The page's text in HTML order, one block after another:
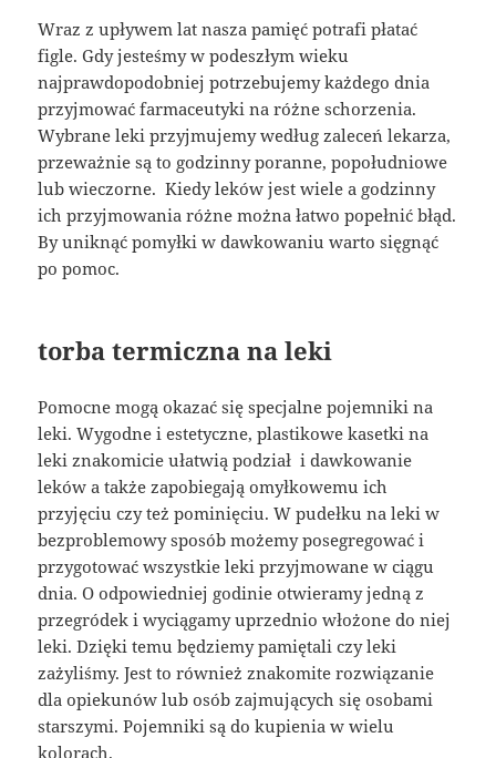
Wraz z upływem lat nasza pamięć potrafi płatać
figle. Gdy jesteśmy w podeszłym wieku
najprawdopodobniej potrzebujemy każdego dnia
przyjmować farmaceutyki na różne schorzenia.
Wybrane leki przyjmujemy według zaleceń lekarza,
przeważnie są to godzinny poranne, popołudniowe
lub wieczorne. Kiedy leków jest wiele a godzinny
ich przyjmowania różne można łatwo popełnić błąd.
By uniknąć pomyłki w dawkowaniu warto sięgnąć
po pomoc.
torba termiczna na leki
Pomocne mogą okazać się specjalne pojemniki na
leki. Wygodne i estetyczne, plastikowe kasetki na
leki znakomicie ułatwią podział i dawkowanie
leków a także zapobiegają omyłkowemu ich
przyjęciu czy też pominięciu. W pudełku na leki w
bezproblemowy sposób możemy posegregować i
przygotować wszystkie leki przyjmowane w ciągu
dnia. O odpowiedniej godinie otwieramy jedną z
przegródek i wyciągamy uprzednio włożone do niej
leki. Dzięki temu będziemy pamiętali czy leki
zażyliśmy. Jest to również znakomite rozwiązanie
dla opiekunów lub osób zajmujących się osobami
starszymi. Pojemniki są do kupienia w wielu
kolorach.